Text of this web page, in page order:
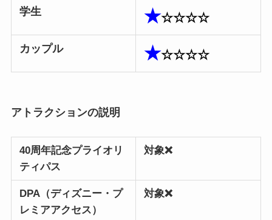
学生 ★☆☆☆☆
カップル ★☆☆☆☆
アトラクションの説明
40周年記念プライオリ
ティパス
対象❌
DPA（ディズニー・プ
レミアアクセス）
対象❌